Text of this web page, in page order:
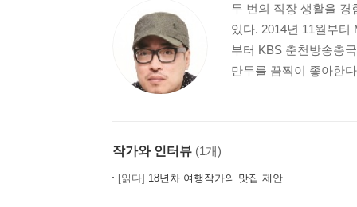
두 번의 직장 생활을 경
있다. 2014년 11월부
부터 KBS 춘천방송총
만두를 끔찍이 좋아한
작가와 인터뷰 (1개)
[읽다] 18년차 여행작가의 맛집 제안